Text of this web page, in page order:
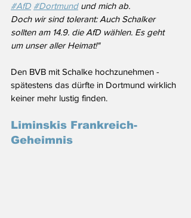
#AfD #Dortmund und mich ab.
Doch wir sind tolerant: Auch Schalker
sollten am 14.9. die AfD wählen. Es geht
um unser aller Heimat!"
Den BVB mit Schalke hochzunehmen -
spätestens das dürfte in Dortmund wirklich
keiner mehr lustig finden.
Liminskis Frankreich-
Geheimnis